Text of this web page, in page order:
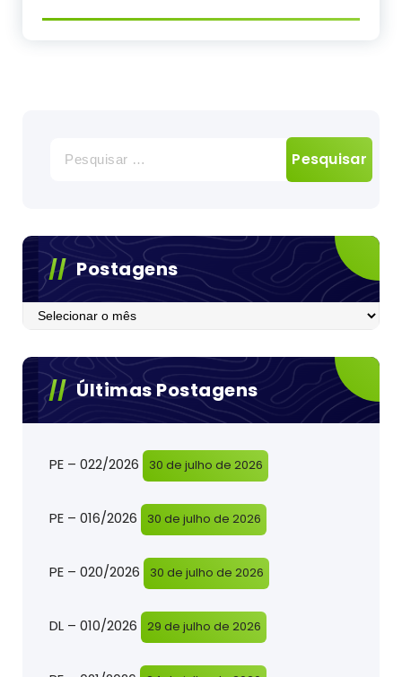
por:
Postagens
Postagens
Últimas Postagens
PE – 022/2026 30 de julho de 2026
PE – 016/2026 30 de julho de 2026
PE – 020/2026 30 de julho de 2026
DL – 010/2026 29 de julho de 2026